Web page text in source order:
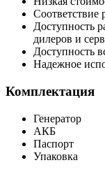
Соответствие
Доступность
дилеров и
Доступность
Надежное
Комплектация
Генератор
АКБ
Паспорт
Упаковка